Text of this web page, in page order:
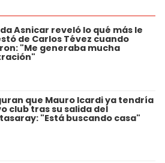
Asnicar reveló lo qué más le
de Carlos Tévez cuando
"Me generaba mucha
que Mauro Icardi ya tendría
club tras su salida del
"Está buscando casa"